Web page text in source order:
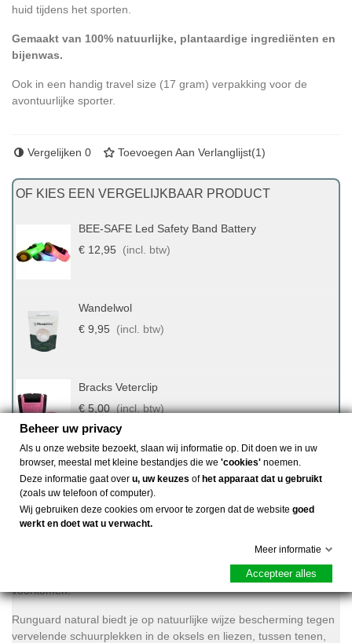
huid tijdens het sporten.
Gemaakt van 100% natuurlijke, plantaardige ingrediënten en
bijenwas.
Ook in een handig travel size (17 gram) verpakking voor de
avontuurlijke sporter.
Vergelijken 0 Toevoegen Aan Verlanglijst(1)
OF KIES EEN VERGELIJKBAAR PRODUCT
BEE-SAFE Led Safety Band Battery
€ 12,95
(incl. btw)
Wandelwol
€ 9,95
(incl. btw)
Bracks Veterclip
€ 5,00 (incl. btw)
Omschrijving
super irritant en pijnlijk. RunGuard kan deze pijnlijke plekken
voorkomen.
Runguard natural biedt je op natuurlijke wijze bescherming tegen
vervelende schuurplekken in de oksels en liezen, tussen tenen,
Beheer uw privacy
Als u onze website bezoekt, slaan wij informatie op. Dit doen we in uw
browser, meestal met kleine bestandjes die we 'cookies' noemen.
Deze informatie gaat over u, uw keuzes ofhet apparaat dat u gebruikt
(zoals uw telefoon of computer).
Wij gebruiken deze cookies om ervoor te zorgen dat de website goed
werkt en doet wat u verwacht.
Meer informatie
Accepteer alles